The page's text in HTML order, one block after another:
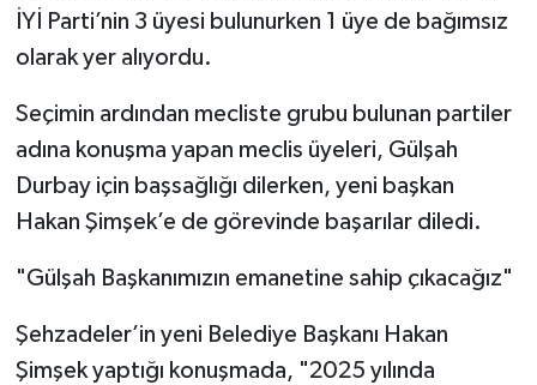
İYİ Parti’nin 3 üyesi bulunurken 1 üye de bağımsız
olarak yer alıyordu.
Seçimin ardından mecliste grubu bulunan partiler
adına konuşma yapan meclis üyeleri, Gülşah
Durbay için başsağlığı dilerken, yeni başkan
Hakan Şimşek’e de görevinde başarılar diledi.
"Gülşah Başkanımızın emanetine sahip çıkacağız"
Şehzadeler’in yeni Belediye Başkanı Hakan
Şimşek yaptığı konuşmada, "2025 yılında